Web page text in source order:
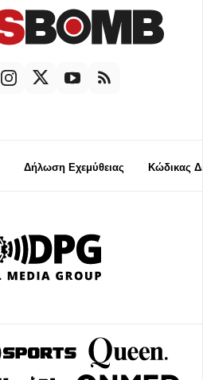
Δήλωση Εχεμύθειας Κώδικας